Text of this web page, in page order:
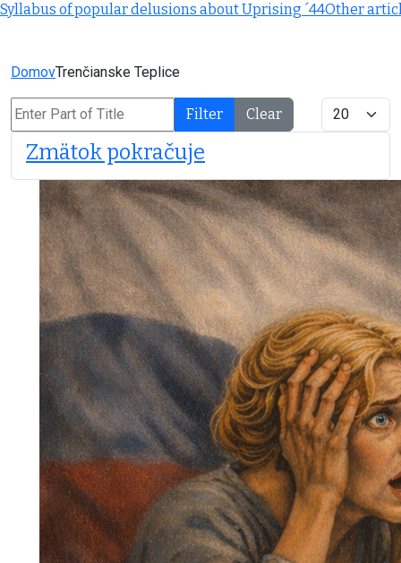
Syllabus of popular delusions about Uprising ´44Other
DomovTrenčianske Teplice
Enter Part of Title Filter Clear Display #
Zmätok pokračuje